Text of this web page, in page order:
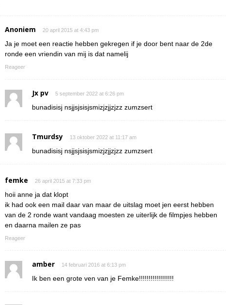
Anoniem 20 april 2015 at 4:43 pm
Ja je moet een reactie hebben gekregen if je door bent naar de 2de
ronde een vriendin van mij is dat namelij
Reageer
Jx pv 5 september 2022 at 6:26 pm
bunadisisj nsjjsjsisjsmizjzjjzjzz zumzsert
Tmurdsy 13 oktober 2022 at 11:17 am
bunadisisj nsjjsjsisjsmizjzjjzjzz zumzsert
femke 26 april 2015 at 7:33 pm
hoii anne ja dat klopt
ik had ook een mail daar van maar de uitslag moet jen eerst hebben
van de 2 ronde want vandaag moesten ze uiterlijk de filmpjes hebben
en daarna mailen ze pas
Reageer
amber 14 februari 2016 at 6:13 pm
Ik ben een grote ven van je Femke!!!!!!!!!!!!!!!!!!